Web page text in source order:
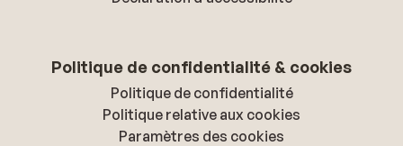
Politique de confidentialité & cookies
Politique de confidentialité
Politique relative aux cookies
Paramètres des cookies